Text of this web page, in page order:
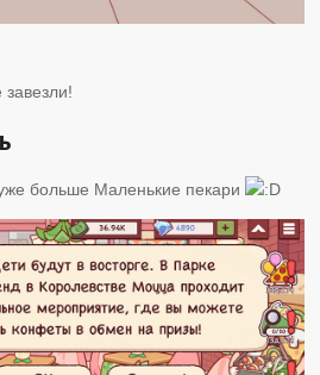
больше Маленькие пекари